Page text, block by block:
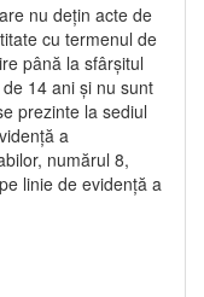
nu dețin acte de
cu termenul de
până la sfârșitul
14 ani și nu sunt
prezinte la sediul
a
numărul 8,
linie de evidență a